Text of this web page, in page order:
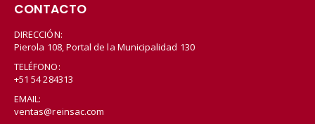
CONTACTO
DIRECCIÓN:
Pierola 108, Portal de la Municipalidad 130
TELÉFONO:
+51 54 284313
EMAIL:
ventas@reinsac.com